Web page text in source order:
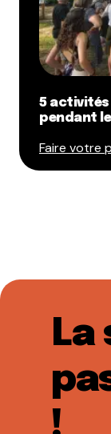
5 activités
pendant
Faire votre
La
!